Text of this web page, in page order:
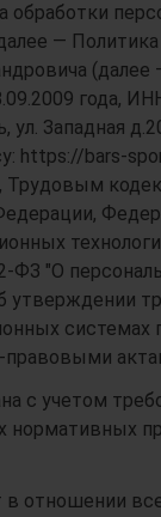
обработки
—
года,
ул. Западная
https://bars-
Трудовым
ФЗ "О
утверждении
правовыми
с учетом
нормативных
в отношении